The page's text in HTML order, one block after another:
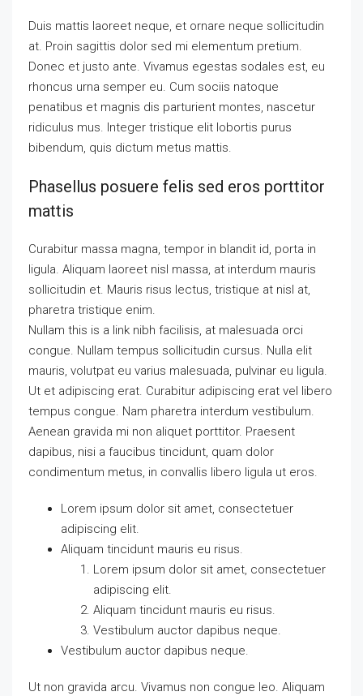
Duis mattis laoreet neque, et ornare neque sollicitudin
at. Proin sagittis dolor sed mi elementum pretium.
Donec et justo ante. Vivamus egestas sodales est, eu
rhoncus urna semper eu. Cum sociis natoque
penatibus et magnis dis parturient montes, nascetur
ridiculus mus. Integer tristique elit lobortis purus
bibendum, quis dictum metus mattis.
Phasellus posuere felis sed eros porttitor
mattis
Curabitur massa magna, tempor in blandit id, porta in
ligula. Aliquam laoreet nisl massa, at interdum mauris
sollicitudin et. Mauris risus lectus, tristique at nisl at,
pharetra tristique enim.
Nullam this is a link nibh facilisis, at malesuada orci
congue. Nullam tempus sollicitudin cursus. Nulla elit
mauris, volutpat eu varius malesuada, pulvinar eu ligula.
Ut et adipiscing erat. Curabitur adipiscing erat vel libero
tempus congue. Nam pharetra interdum vestibulum.
Aenean gravida mi non aliquet porttitor. Praesent
dapibus, nisi a faucibus tincidunt, quam dolor
condimentum metus, in convallis libero ligula ut eros.
Lorem ipsum dolor sit amet, consectetuer
adipiscing elit.
Aliquam tincidunt mauris eu risus.
Lorem ipsum dolor sit amet, consectetuer
adipiscing elit.
Aliquam tincidunt mauris eu risus.
Vestibulum auctor dapibus neque.
Vestibulum auctor dapibus neque.
Ut non gravida arcu. Vivamus non congue leo. Aliquam